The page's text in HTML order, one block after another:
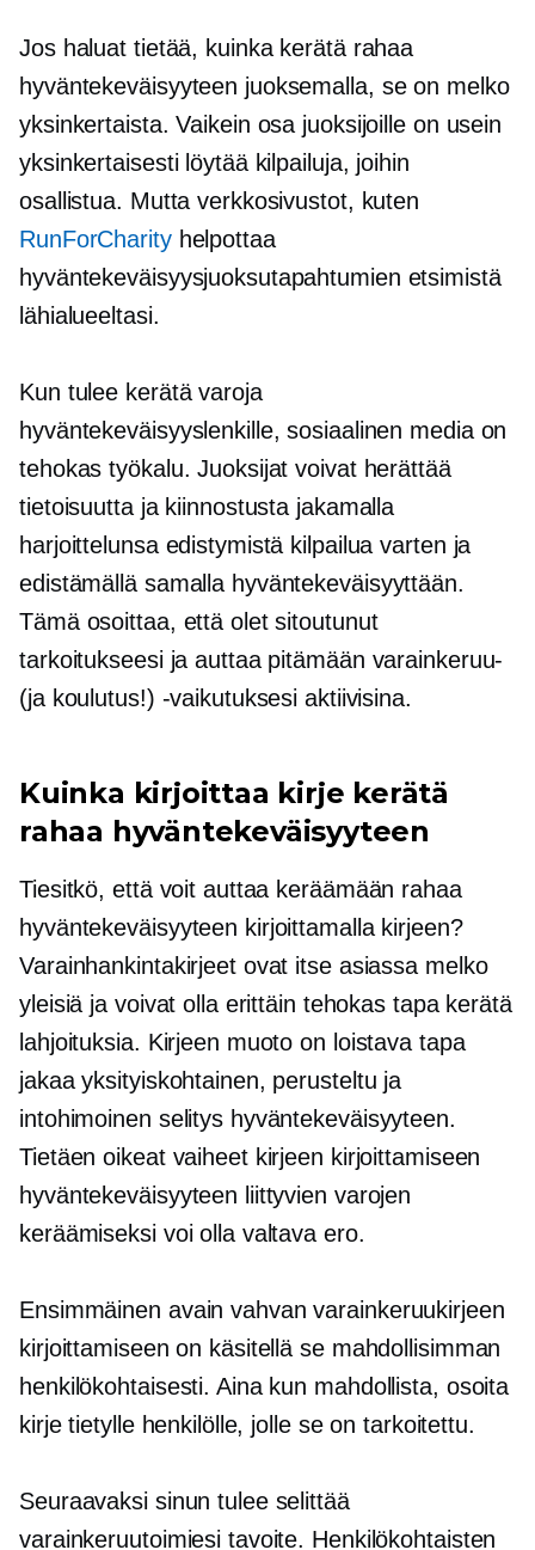
Jos haluat tietää, kuinka kerätä rahaa
hyväntekeväisyyteen juoksemalla, se on melko
yksinkertaista. Vaikein osa juoksijoille on usein
yksinkertaisesti löytää kilpailuja, joihin
osallistua. Mutta verkkosivustot, kuten
RunForCharityhelpottaa
hyväntekeväisyysjuoksutapahtumien etsimistä
lähialueeltasi.
Kun tulee kerätä varoja
hyväntekeväisyyslenkille, sosiaalinen media on
tehokas työkalu. Juoksijat voivat herättää
tietoisuutta ja kiinnostusta jakamalla
harjoittelunsa edistymistä kilpailua varten ja
edistämällä samalla hyväntekeväisyyttään.
Tämä osoittaa, että olet sitoutunut
tarkoitukseesi ja auttaa pitämään varainkeruu-
(ja koulutus!) -vaikutuksesi aktiivisina.
Kuinka kirjoittaa kirje kerätä
rahaa hyväntekeväisyyteen
Tiesitkö, että voit auttaa keräämään rahaa
hyväntekeväisyyteen kirjoittamalla kirjeen?
Varainhankintakirjeet ovat itse asiassa melko
yleisiä ja voivat olla erittäin tehokas tapa kerätä
lahjoituksia. Kirjeen muoto on loistava tapa
jakaa yksityiskohtainen, perusteltu ja
intohimoinen selitys hyväntekeväisyyteen.
Tietäen oikeat vaiheet kirjeen kirjoittamiseen
hyväntekeväisyyteen liittyvien varojen
keräämiseksi voi olla valtava ero.
Ensimmäinen avain vahvan varainkeruukirjeen
kirjoittamiseen on käsitellä se mahdollisimman
henkilökohtaisesti. Aina kun mahdollista, osoita
kirje tietylle henkilölle, jolle se on tarkoitettu.
Seuraavaksi sinun tulee selittää
varainkeruutoimiesi tavoite. Henkilökohtaisten